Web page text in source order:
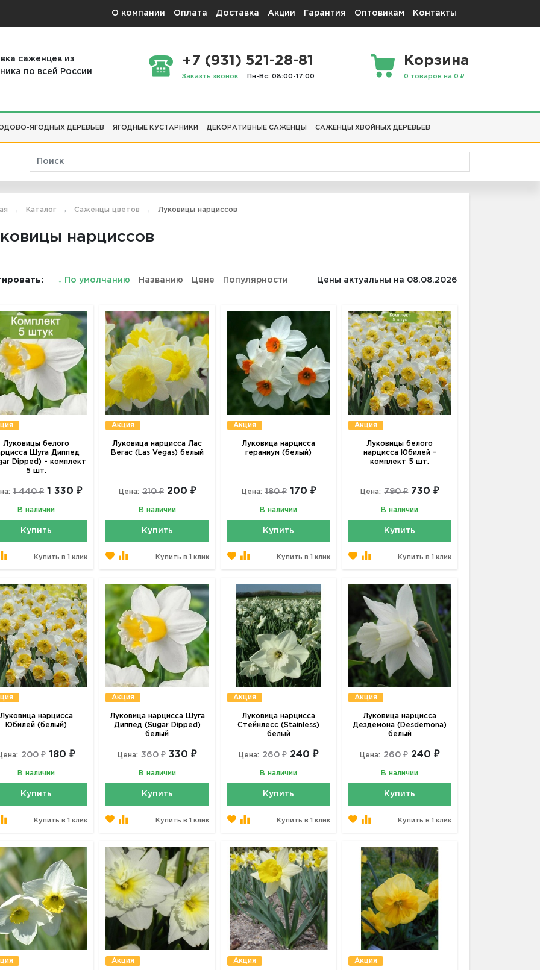
О компании Оплата Доставка Акции Гарантия Оптовикам Контакты
саженцев из
по всей России
+7 (931) 521-28-81
Заказть звонок Пн-Вс: 08:00-17:00
Корзина
0 товаров на 0 ₽
ЯГОДНЫХ ДЕРЕВЬЕВ ЯГОДНЫЕ КУСТАРНИКИ ДЕКОРАТИВНЫЕ САЖЕНЦЫ САЖЕНЦЫ ХВОЙНЫХ ДЕРЕВЬЕВ
Каталог Саженцы цветов Луковицы нарциссов
нарциссов
↓ По умолчанию Названию Цене Популярности Цены актуальны на 08.08.2026
Луковицы белого
Шуга Диппед
Dipped) - комплект
5 шт.
1 440 ₽ 1 330 ₽
В наличии
Купить
Купить в 1 клик
Акция
Луковица нарцисса Лас
Вегас (Las Vegas) белый
Цена: 210 ₽ 200 ₽
В наличии
Купить
Купить в 1 клик
Акция
Луковица нарцисса
гераниум (белый)
Цена: 180 ₽ 170 ₽
В наличии
Купить
Купить в 1 клик
Акция
Луковицы белого
нарцисса Юбилей -
комплект 5 шт.
Цена: 790 ₽ 730 ₽
В наличии
Купить
Купить в 1 клик
нарцисса
Юбилей (белый)
200 ₽ 180 ₽
В наличии
Купить
Купить в 1 клик
Акция
Луковица нарцисса Шуга
Диппед (Sugar Dipped)
белый
Цена: 360 ₽ 330 ₽
В наличии
Купить
Купить в 1 клик
Акция
Луковица нарцисса
Стейнлесс (Stainless)
белый
Цена: 260 ₽ 240 ₽
В наличии
Купить
Купить в 1 клик
Акция
Луковица нарцисса
Дездемона (Desdemona)
белый
Цена: 260 ₽ 240 ₽
В наличии
Купить
Купить в 1 клик
Акция Акция Акция